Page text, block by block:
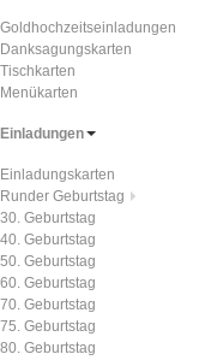
Goldhochzeitseinladungen
Danksagungskarten
Tischkarten
Menükarten
Einladungen
Einladungskarten
Runder Geburtstag
30. Geburtstag
40. Geburtstag
50. Geburtstag
60. Geburtstag
70. Geburtstag
75. Geburtstag
80. Geburtstag